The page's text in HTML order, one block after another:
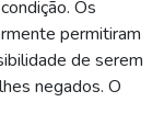
Os
permitiram
de serem
negados. O